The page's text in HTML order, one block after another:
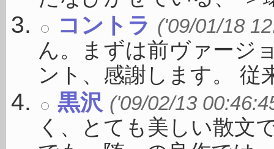
コントラ ('09/01/18
ん。まずは前ヴァージ
ント、感謝します。 従
黒沢 ('09/02/13
く、とても美しい散文